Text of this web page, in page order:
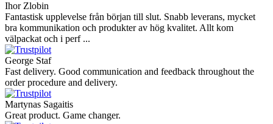
Ihor Zlobin
Fantastisk upplevelse från början till slut. Snabb leverans, mycket
bra kommunikation och produkter av hög kvalitet. Allt kom
välpackat och i perf ...
George Staf
Fast delivery. Good communication and feedback throughout the
order procedure and delivery.
Martynas Sagaitis
Great product. Game changer.